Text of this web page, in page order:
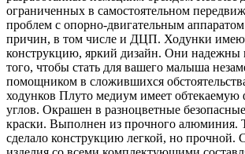
ограниченных в самостоятельном
проблем с опорно-двигательным
причин, в том числе и ДЦП. Ходунки
конструкцию, яркий дизайн. Они надежны
того, чтобы стать для вашего малыша
помощником в сложившихся
ходунков Плуто медиум имеет обтекаемую
углов. Окрашен в разноцветные
краски. Выполнен из прочного алюминия.
сделало конструкцию легкой, но прочной.